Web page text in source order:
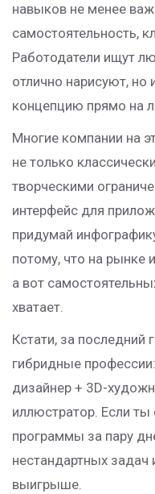
навыков не менее
самостоятельность,
Работодатели ищут
отлично нарисуют, но
концепцию прямо на
Многие компании на
не только
творческими
интерфейс для
придумай
потому, что на рынке
а вот
хватает.
Кстати, за последний
гибридные
дизайнер + 3D-
иллюстратор. Если
программы за пару
нестандартных
выигрыше.